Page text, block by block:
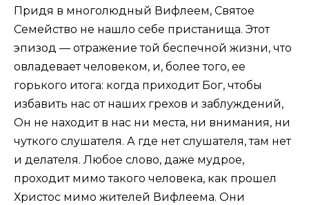
Придя в многолюдный Вифлеем, Святое
Семейство не нашло себе пристанища. Этот
эпизод — отражение той беспечной жизни, что
овладевает человеком, и, более того, ее
горького итога: когда приходит Бог, чтобы
избавить нас от наших грехов и заблуждений,
Он не находит в нас ни места, ни внимания, ни
чуткого слушателя. А где нет слушателя, там нет
и делателя. Любое слово, даже мудрое,
проходит мимо такого человека, как прошел
Христос мимо жителей Вифлеема. Они